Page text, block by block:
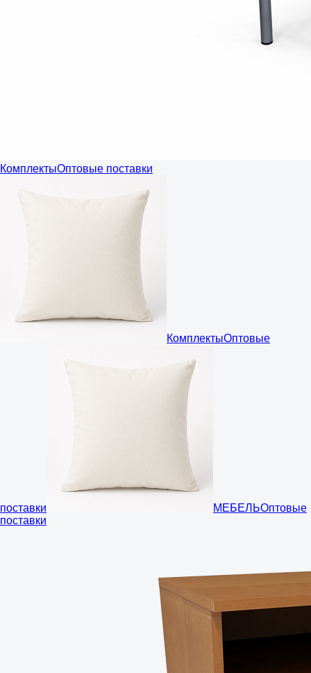
КомплектыОптовые поставки
КомплектыОптовые
поставки МЕБЕЛЬОптовые
поставки